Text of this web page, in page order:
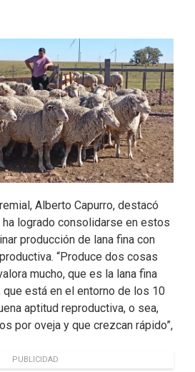
Alberto Capurro, destacó
logrado consolidarse en estos
producción de lana fina con
“Produce dos cosas
mucho, que es la lana fina
está en el entorno de los 10
aptitud reproductiva, o sea,
por oveja y que crezcan rápido”,
PUBLICIDAD